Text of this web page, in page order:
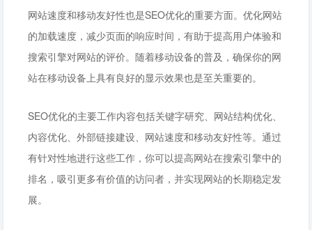
网站速度和移动友好性也是SEO优化的重要方面。优化网站
的加载速度，减少页面的响应时间，有助于提高用户体验和
搜索引擎对网站的评价。随着移动设备的普及，确保你的网
站在移动设备上具有良好的显示效果也是至关重要的。
SEO优化的主要工作内容包括关键字研究、网站结构优化、
内容优化、外部链接建设、网站速度和移动友好性等。通过
有针对性地进行这些工作，你可以提高网站在搜索引擎中的
排名，吸引更多有价值的访问者，并实现网站的长期稳定发
展。